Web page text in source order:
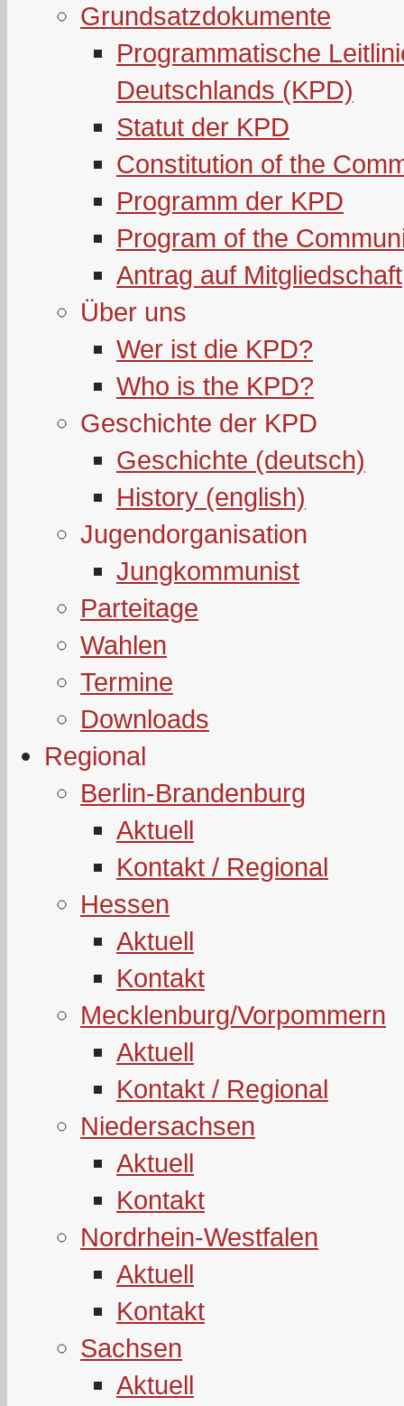
Grundsatzdokumente
Programmatische
Deutschlands (KPD)
Statut der KPD
Constitution of the
Programm der KPD
Program of the
Antrag auf Mitgliedschaft
Über uns
Wer ist die KPD?
Who is the KPD?
Geschichte der KPD
Geschichte (deutsch)
History (english)
Jugendorganisation
Jungkommunist
Parteitage
Wahlen
Termine
Downloads
Regional
Berlin-Brandenburg
Aktuell
Kontakt / Regional
Hessen
Aktuell
Kontakt
Mecklenburg/Vorpommern
Aktuell
Kontakt / Regional
Niedersachsen
Aktuell
Kontakt
Nordrhein-Westfalen
Aktuell
Kontakt
Sachsen
Aktuell